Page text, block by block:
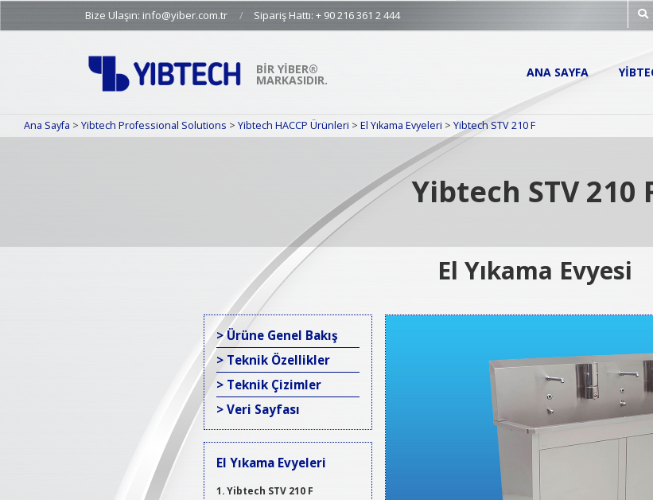
to
Bize Ulaşın: info@yiber.com.tr Sipariş Hattı: + 90 216 361 2 444
BIR YİBER®
MARKASIDIR.
ANA SAYFA
Ana Sayfa > Yibtech Professional Solutions > Yibtech HACCP Ürünleri > El Yıkama Evyeleri > Yibtech STV 210 F
Yibtech STV 210
El Yıkama Evyesi
> Ürüne Genel Bakış
> Teknik Özellikler
> Teknik Çizimler
> Veri Sayfası
El Yıkama Evyeleri
Yibtech STV 210 F